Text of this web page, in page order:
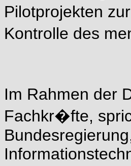
Pilotprojekten
Kontrolle des
Im Rahmen der
Fachkr�fte,